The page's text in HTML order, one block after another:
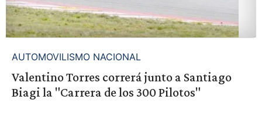
AUTOMOVILISMO NACIONAL
Valentino Torres correrá junto a Santiago
Biagi la "Carrera de los 300 Pilotos"